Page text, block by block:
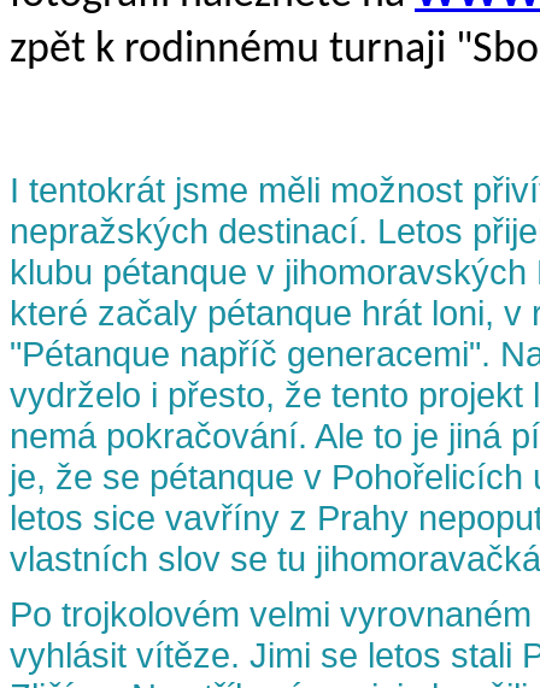
zpět k rodinnému turnaji
I tentokrát jsme měli možnost
nepražských destinací. Letos
klubu pétanque v
které začaly pétanque hrát loni, v
"Pétanque napříč generacemi".
vydrželo i přesto, že tento projekt
nemá pokračování. Ale to je jiná
je, že se pétanque v Pohořelicích
letos sice vavříny z Prahy
vlastních slov se tu
Po trojkolovém velmi
vyhlásit vítěze. Jimi se letos stali